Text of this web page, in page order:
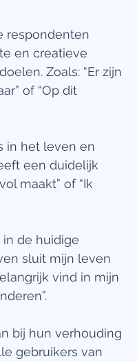
respondenten
en creatieve
Zoals: “Er zijn
of “Op dit
in het leven en
een duidelijk
maakt” of “Ik
de huidige
sluit mijn leven
vind in mijn
bij hun verhouding
gebruikers van